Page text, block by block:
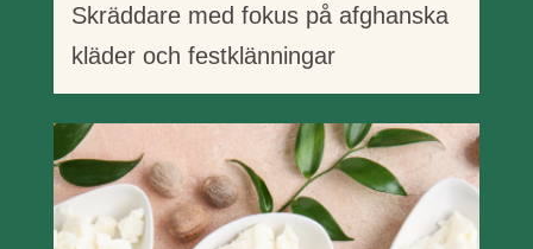
Skräddare med fokus på afghanska
kläder och festklänningar